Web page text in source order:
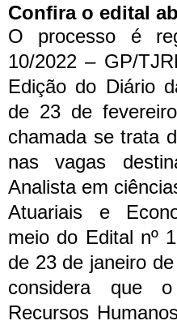
Confira o edital
O processo é
10/2022 – GP/
Edição do Diário
de 23 de
chamada se trata
nas vagas
Analista em
Atuariais e
meio do Edital nº
de 23 de janeiro
considera que
Recursos